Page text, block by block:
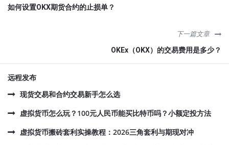
如何设置OKX期货合约的止损单？
下一篇文章
OKEx（OKX）的交易费用是多少？
远程发布
现货交易和合约交易新手怎么选
虚拟货币怎么玩？100元人民币能买比特币吗？小额定投方法
虚拟货币搬砖套利实操教程：2026三角套利与期现对冲